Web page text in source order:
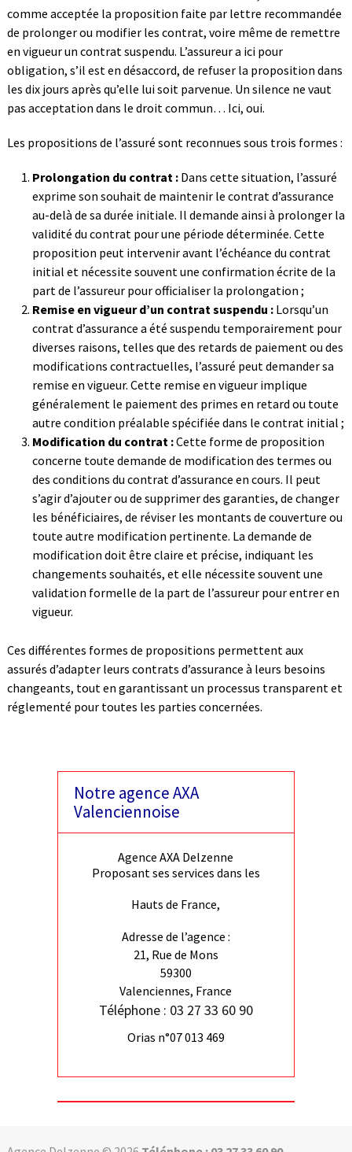
comme acceptée la proposition faite par lettre recommandée
de prolonger ou modifier les contrat, voire même de remettre
en vigueur un contrat suspendu. L’assureur a ici pour
obligation, s’il est en désaccord, de refuser la proposition dans
les dix jours après qu’elle lui soit parvenue. Un silence ne vaut
pas acceptation dans le droit commun… Ici, oui.
Les propositions de l’assuré sont reconnues sous trois formes :
Prolongation du contrat :Dans cette situation, l’assuré
exprime son souhait de maintenir le contrat d’assurance
au-delà de sa durée initiale. Il demande ainsi à prolonger la
validité du contrat pour une période déterminée. Cette
proposition peut intervenir avant l’échéance du contrat
initial et nécessite souvent une confirmation écrite de la
part de l’assureur pour officialiser la prolongation ;
Remise en vigueur d’un contrat suspendu :Lorsqu’un
contrat d’assurance a été suspendu temporairement pour
diverses raisons, telles que des retards de paiement ou des
modifications contractuelles, l’assuré peut demander sa
remise en vigueur. Cette remise en vigueur implique
généralement le paiement des primes en retard ou toute
autre condition préalable spécifiée dans le contrat initial ;
Modification du contrat :Cette forme de proposition
concerne toute demande de modification des termes ou
des conditions du contrat d’assurance en cours. Il peut
s’agir d’ajouter ou de supprimer des garanties, de changer
les bénéficiaires, de réviser les montants de couverture ou
toute autre modification pertinente. La demande de
modification doit être claire et précise, indiquant les
changements souhaités, et elle nécessite souvent une
validation formelle de la part de l’assureur pour entrer en
vigueur.
Ces différentes formes de propositions permettent aux
assurés d’adapter leurs contrats d’assurance à leurs besoins
changeants, tout en garantissant un processus transparent et
réglementé pour toutes les parties concernées.
Notre agence AXA
Valenciennoise
Agence AXA Delzenne
Proposant ses services dans les
Hauts de France,
Adresse de l’agence :
21, Rue de Mons
59300
Valenciennes, France
Téléphone : 03 27 33 60 90
Orias n°07 013 469